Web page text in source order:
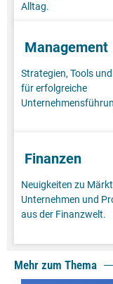
Alltag.
Management
Strategien, Tools
für erfolgreiche
Finanzen
Neuigkeiten zu
Unternehmen und
aus der Finanzwelt.
Mehr zum Thema